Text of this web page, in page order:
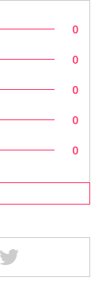
0
0
0
0
0